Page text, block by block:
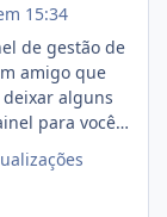
15:34
de gestão de
amigo que
alguns
para vocês
já está
com